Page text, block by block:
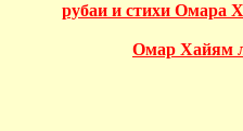
рубаи и стихи Омара
Омар Хайям